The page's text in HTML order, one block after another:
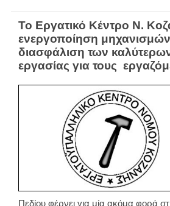
Το Εργατικό Κέντρο Ν.
ενεργοποίηση μηχανισμών
διασφάλιση των
εργασίας για τους
Πεδίου φέρνει για μία ακόμα φορά